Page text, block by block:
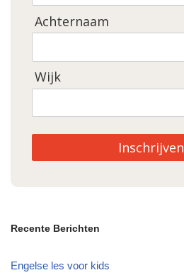
Achternaam
Wijk
Inschrijven
Recente Berichten
Engelse les voor kids